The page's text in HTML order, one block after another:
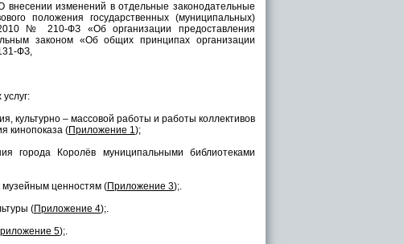
изменений в отдельные законодательные
положения государственных (муниципальных)
№ 210-ФЗ «Об организации предоставления
законом «Об общих принципах организации
ФЗ,
культурно – массовой работы и работы коллективов
кинопоказа (Приложение 1);
города Королёв муниципальными библиотеками
музейным ценностям (Приложение 3);.
(Приложение 4);.
5);.